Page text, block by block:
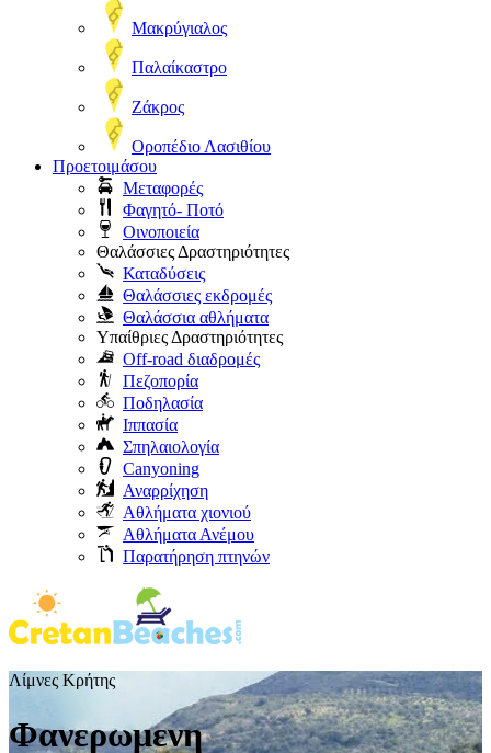
Μακρύγιαλος
Παλαίκαστρο
Ζάκρος
Οροπέδιο Λασιθίου
Προετοιμάσου
Μεταφορές
Φαγητό- Ποτό
Οινοποιεία
Θαλάσσιες Δραστηριότητες
Καταδύσεις
Θαλάσσιες εκδρομές
Θαλάσσια αθλήματα
Υπαίθριες Δραστηριότητες
Off-road διαδρομές
Πεζοπορία
Ποδηλασία
Ιππασία
Σπηλαιολογία
Canyoning
Αναρρίχηση
Αθλήματα χιονιού
Αθλήματα Ανέμου
Παρατήρηση πτηνών
Λίμνες Κρήτης
Φανερωμενη